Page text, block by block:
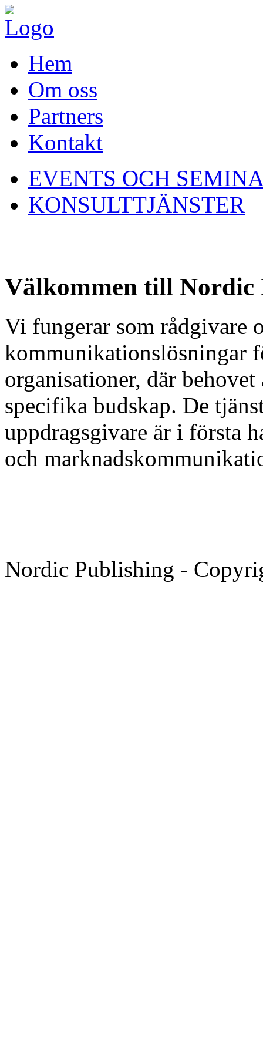
Hem
Om oss
Partners
Kontakt
EVENTS OCH
KONSULTTJÄNSTER
Välkommen till Nordic
Vi fungerar som rådgivare
kommunikationslösningar
organisationer, där
specifika budskap. De
uppdragsgivare är i första
och
Nordic Publishing -